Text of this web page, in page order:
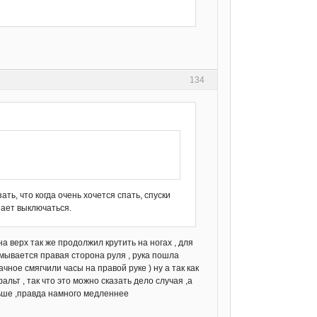
134
что когда очень хочется спать, спуски
выключаться.
верх так же продолжил крутить на ногах , для
правая сторона руля , рука пошла
смягчили часы на правой руке ) ну а так как
, так что это можно сказать дело случая ,а
,правда намного медленнее